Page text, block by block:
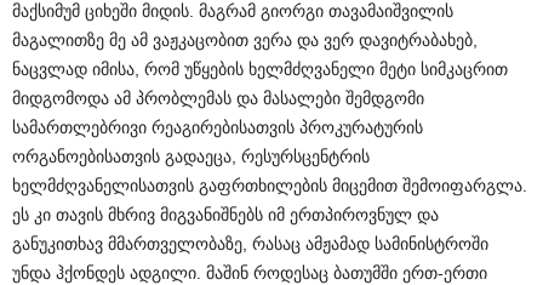
მაქსიმუმ ციხეში მიდის. მაგრამ გიორგი თავამაიშვილის
მაგალითზე მე ამ ვაჟკაცობით ვერა და ვერ დავიტრაბახებ,
ნაცვლად იმისა, რომ უწყების ხელმძღვანელი მეტი სიმკაცრით
მიდგომოდა ამ პრობლემას და მასალები შემდგომი
სამართლებრივი რეაგირებისათვის პროკურატურის
ორგანოებისათვის გადაეცა, რესურსცენტრის
ხელმძღვანელისათვის გაფრთხილების მიცემით შემოიფარგლა.
ეს კი თავის მხრივ მიგვანიშნებს იმ ერთპიროვნულ და
განუკითხავ მმართველობაზე, რასაც ამჟამად სამინისტროში
უნდა ჰქონდეს ადგილი. მაშინ როდესაც ბათუმში ერთ-ერთი